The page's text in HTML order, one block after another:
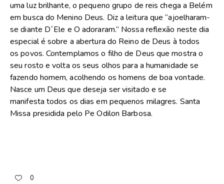
uma luz brilhante, o pequeno grupo de reis chega a Belém
em busca do Menino Deus. Diz a leitura que “ajoelharam-
se diante D´Ele e O adoraram.” Nossa reflexão neste dia
especial é sobre a abertura do Reino de Deus à todos
os povos. Contemplamos o filho de Deus que mostra o
seu rosto e volta os seus olhos para a humanidade se
fazendo homem, acolhendo os homens de boa vontade.
Nasce um Deus que deseja ser visitado e se
manifesta todos os dias em pequenos milagres. Santa
Missa presidida pelo Pe Odilon Barbosa.
0